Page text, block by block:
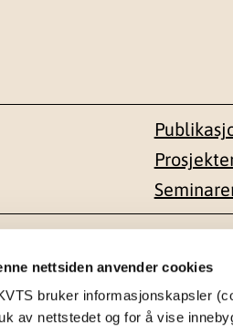
nettsiden anvender cookies
bruker informasjonskapsler
av nettstedet og for å vise
Besøksadresse
Gullhaugveien 1-3